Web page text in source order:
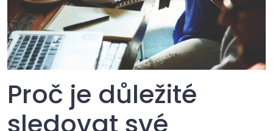
Proč je důležité